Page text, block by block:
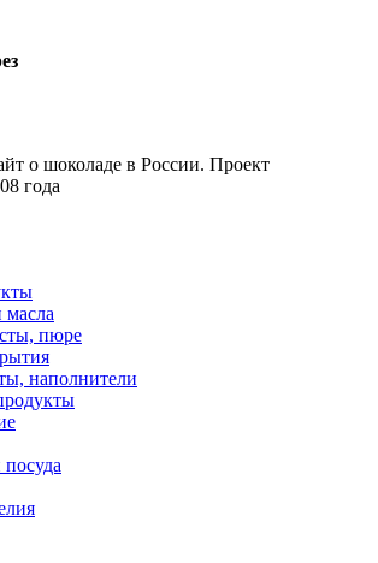
о шоколаде в России. Проект
года
пюре
наполнители